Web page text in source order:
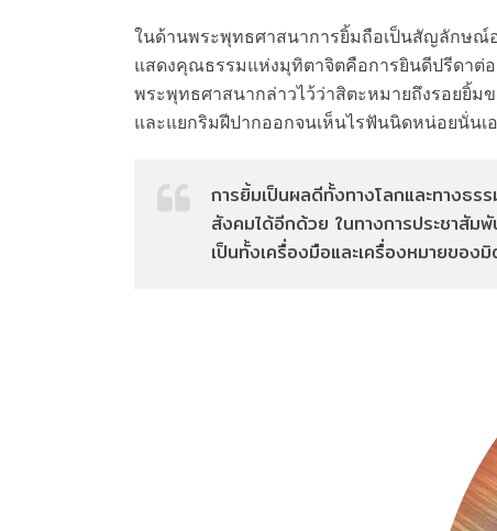
ในด้านพระพุทธศาสนาการยิ้มถือเป็นสัญลักษณ์อ
แสดงคุณธรรมแห่งมุทิตาจิตคือการยินดีปรีดาต่
พระพุทธศาสนากล่าวไว้ว่าสิตะหมายถึงรอยยิ้ม
และแยกริมฝีปากออกจนเห็นไรฟันนิดหน่อยนั่นเ
การยิ้มเป็นผลดีทั้งทางโลกและทางธ
สังคมได้อีกด้วย ในทางการประชาสัม
เป็นทั้งเครื่องมือและเครื่องหมายขอ